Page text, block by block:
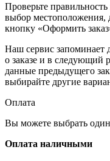
Проверьте
выбор местоположения,
кнопку «Оформить
Наш сервис запоминает
о заказе и в следующий
данные предыдущего
выбирайте другие
Оплата
Вы можете выбрать
Оплата наличными